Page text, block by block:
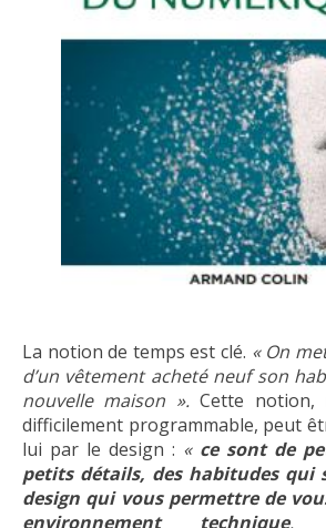
La notion de temps est clé. « On
d’un vêtement acheté neuf son
nouvelle maison ».Cette notion,
difficilement programmable, peut
lui par le design : « ce sont de
petits détails, des habitudes qui
design qui vous permettre de
environnement technique.